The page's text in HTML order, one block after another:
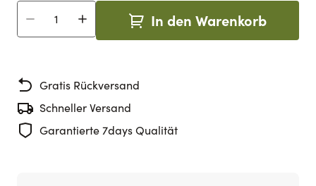
Menge In den Warenkorb
Gratis Rückversand
Schneller Versand
Garantierte 7days Qualität